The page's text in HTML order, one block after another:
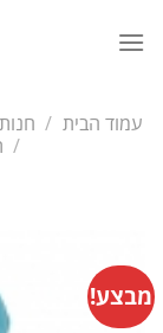
עמוד הבית / חנות
/
מבצע!